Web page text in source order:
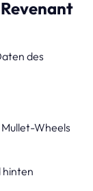
des
Wheels
hinten